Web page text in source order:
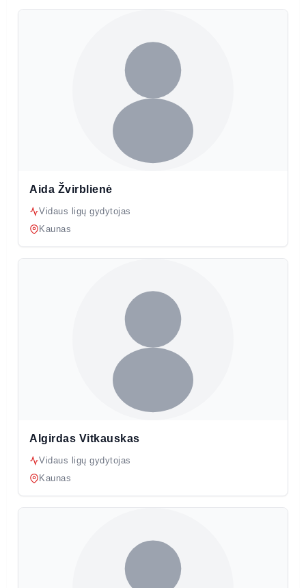
Aida Žvirblienė
Vidaus ligų gydytojas
Kaunas
Algirdas Vitkauskas
Vidaus ligų gydytojas
Kaunas